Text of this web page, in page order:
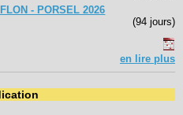
- PORSEL 2026
(94 jours)
en lire plus